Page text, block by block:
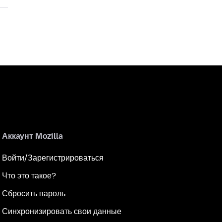
Аккаунт Mozilla
Войти/Зарегистрироваться
Что это такое?
Сбросить пароль
Синхронизировать свои данные